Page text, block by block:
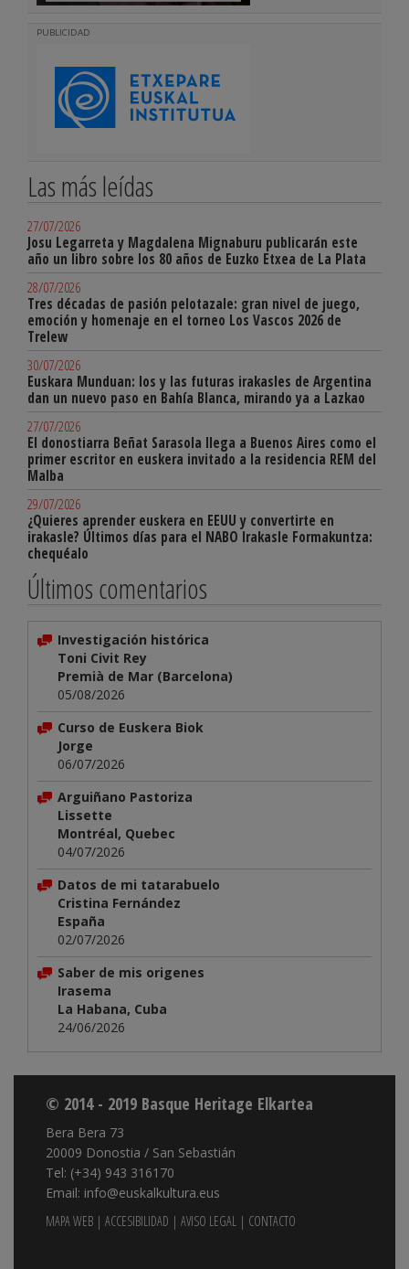
PUBLICIDAD
Las más leídas
27/07/2026
Josu Legarreta y Magdalena Mignaburu publicarán este
año un libro sobre los 80 años de Euzko Etxea de La Plata
28/07/2026
Tres décadas de pasión pelotazale: gran nivel de juego,
emoción y homenaje en el torneo Los Vascos 2026 de
Trelew
30/07/2026
Euskara Munduan: los y las futuras irakasles de Argentina
dan un nuevo paso en Bahía Blanca, mirando ya a Lazkao
27/07/2026
El donostiarra Beñat Sarasola llega a Buenos Aires como el
primer escritor en euskera invitado a la residencia REM del
Malba
29/07/2026
¿Quieres aprender euskera en EEUU y convertirte en
irakasle? Últimos días para el NABO Irakasle Formakuntza:
chequéalo
Últimos comentarios
Investigación histórica
Toni Civit Rey
Premià de Mar (Barcelona)
05/08/2026
Curso de Euskera Biok
Jorge
06/07/2026
Arguiñano Pastoriza
Lissette
Montréal, Quebec
04/07/2026
Datos de mi tatarabuelo
Cristina Fernández
España
02/07/2026
Saber de mis origenes
Irasema
La Habana, Cuba
24/06/2026
© 2014 - 2019 Basque Heritage Elkartea
Bera Bera 73
20009 Donostia / San Sebastián
Tel: (+34) 943 316170
Email: info@euskalkultura.eus
MAPA WEB | ACCESIBILIDAD | AVISO LEGAL | CONTACTO